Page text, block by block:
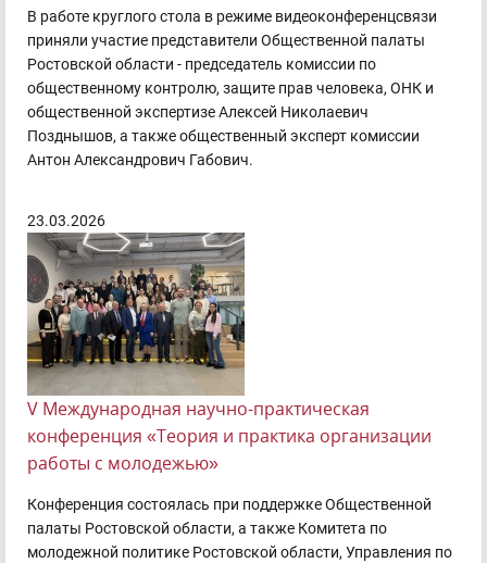
В работе круглого стола в режиме видеоконференцсвязи
приняли участие представители Общественной палаты
Ростовской области - председатель комиссии по
общественному контролю, защите прав человека, ОНК и
общественной экспертизе Алексей Николаевич
Позднышов, а также общественный эксперт комиссии
Антон Александрович Габович.
23.03.2026
V Международная научно-практическая
конференция «Теория и практика организации
работы с молодежью»
Конференция состоялась при поддержке Общественной
палаты Ростовской области, а также Комитета по
молодежной политике Ростовской области, Управления по